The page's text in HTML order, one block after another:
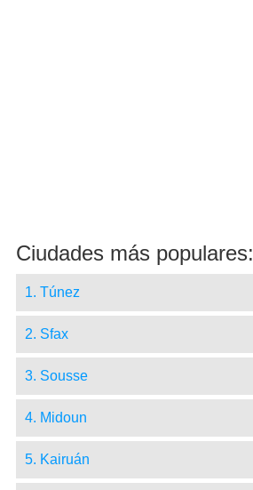
Ciudades más populares:
1. Túnez
2. Sfax
3. Sousse
4. Midoun
5. Kairuán